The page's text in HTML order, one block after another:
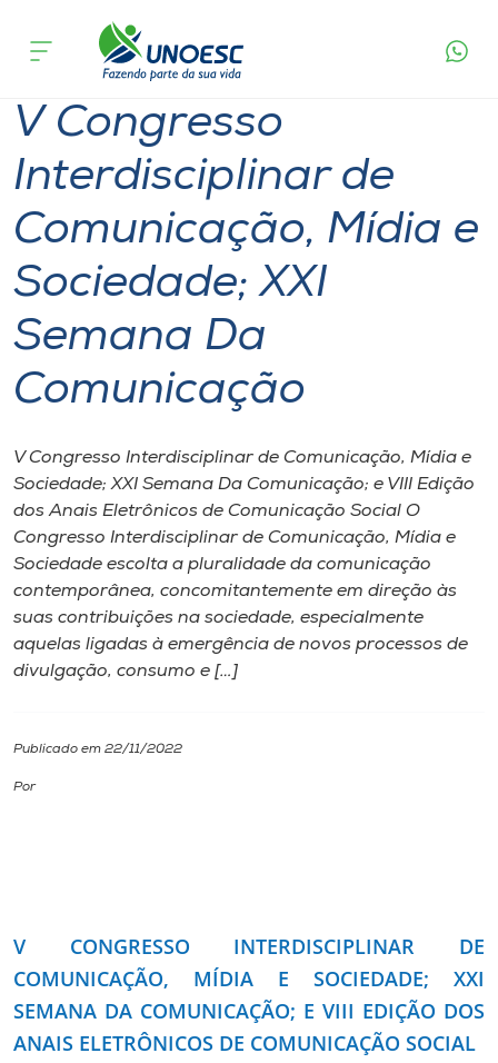
Cursos
Onde estamos
Pesquisa
Atendimento ao Estudante
Portal de Ensino
A
Internacionalização
I.nova
Diplomados
Cultura
CPA
Rádio
Museu
acontece
V Congresso
Interdisciplinar de
Comunicação, Mídia e
Sociedade; XXI
Semana Da
Comunicação
V Congresso Interdisciplinar de Comunicação, Mídia e
Sociedade; XXI Semana Da Comunicação; e VIII Edição
dos Anais Eletrônicos de Comunicação Social O
Congresso Interdisciplinar de Comunicação, Mídia e
Sociedade escolta a pluralidade da comunicação
contemporânea, concomitantemente em direção às
suas contribuições na sociedade, especialmente
aquelas ligadas à emergência de novos processos de
divulgação, consumo e […]
Publicado em 22/11/2022
Por
V CONGRESSO INTERDISCIPLINAR DE
COMUNICAÇÃO, MÍDIA E SOCIEDADE; XXI
SEMANA DA COMUNICAÇÃO; E VIII EDIÇÃO DOS
ANAIS ELETRÔNICOS DE COMUNICAÇÃO SOCIAL